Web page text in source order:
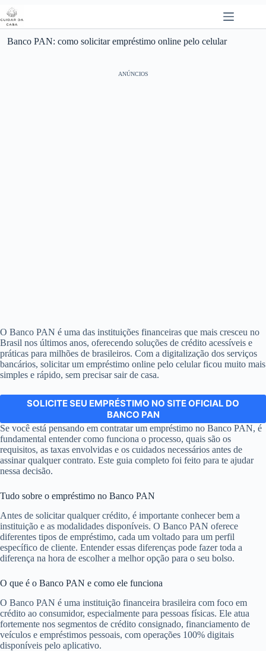
Pular
para
o
conteúdo
Banco PAN: como solicitar empréstimo online pelo celular
ANÚNCIOS
O Banco PAN é uma das instituições financeiras que mais cresceu no
Brasil nos últimos anos, oferecendo soluções de crédito acessíveis e
práticas para milhões de brasileiros. Com a digitalização dos serviços
bancários, solicitar um empréstimo online pelo celular ficou muito mais
simples e rápido, sem precisar sair de casa.
SOLICITE SEU EMPRÉSTIMO NO SITE OFICIAL DO
BANCO PAN
Se você está pensando em contratar um empréstimo no Banco PAN, é
fundamental entender como funciona o processo, quais são os
requisitos, as taxas envolvidas e os cuidados necessários antes de
assinar qualquer contrato. Este guia completo foi feito para te ajudar
nessa decisão.
Tudo sobre o empréstimo no Banco PAN
Antes de solicitar qualquer crédito, é importante conhecer bem a
instituição e as modalidades disponíveis. O Banco PAN oferece
diferentes tipos de empréstimo, cada um voltado para um perfil
específico de cliente. Entender essas diferenças pode fazer toda a
diferença na hora de escolher a melhor opção para o seu bolso.
O que é o Banco PAN e como ele funciona
O Banco PAN é uma instituição financeira brasileira com foco em
crédito ao consumidor, especialmente para pessoas físicas. Ele atua
fortemente nos segmentos de crédito consignado, financiamento de
veículos e empréstimos pessoais, com operações 100% digitais
disponíveis pelo aplicativo.